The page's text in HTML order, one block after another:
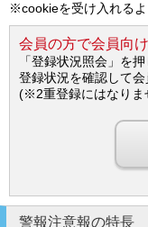
※cookieを受け入れるよ
会員の方で会員向
「登録状況照会」を
登録状況を確認して会
(※2重登録にはなりま
警報注意報の特長